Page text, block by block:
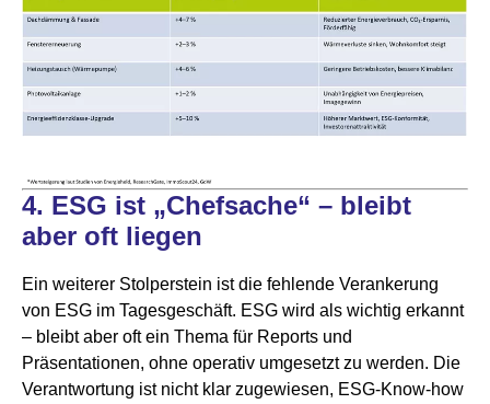
4. ESG ist „Chefsache“ – bleibt
aber oft liegen
Ein weiterer Stolperstein ist die fehlende Verankerung
von ESG im Tagesgeschäft. ESG wird als wichtig erkannt
– bleibt aber oft ein Thema für Reports und
Präsentationen, ohne operativ umgesetzt zu werden. Die
Verantwortung ist nicht klar zugewiesen, ESG-Know-how